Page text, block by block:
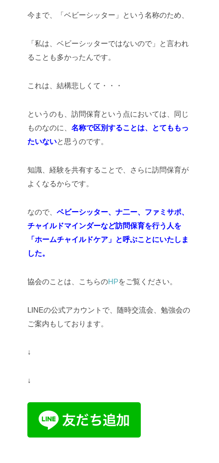
今まで、「ベビーシッター」という名称のため、
「私は、ベビーシッターではないので」と言われ
ることも多かったんです。
これは、結構悲しくて・・・
というのも、訪問保育という点においては、同じ
ものなのに、 名称で区別することは、とてももっ
たいないと思うのです。
知識、経験を共有することで、さらに訪問保育が
よくなるからです。
なので、 ベビーシッター、ナ二ー、ファミサポ、
チャイルドマインダーなど訪問保育を行う人を
「ホームチャイルドケア」と呼ぶことにいたしま
した。
協会のことは、こちらのHPをご覧ください。
LINEの公式アカウントで、随時交流会、勉強会の
ご案内もしております。
↓
↓